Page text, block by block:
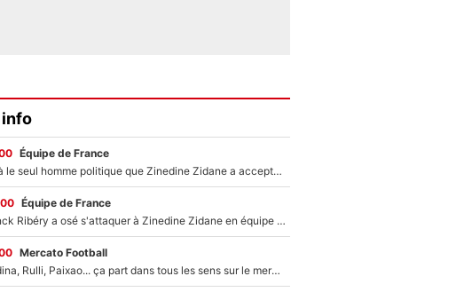
info
Équipe de France
Voilà le seul homme politique que Zinedine Zidane a accepté dans son entourage : «Je garde un très bon souvenir de lui»
Équipe de France
Franck Ribéry a osé s'attaquer à Zinedine Zidane en équipe de France : «Je n'aurais jamais fait ça»
Mercato Football
Medina, Rulli, Paixao... ça part dans tous les sens sur le mercato de l'OM : Frank McCourt va enfin récupérer l'argent qu'il attend ?